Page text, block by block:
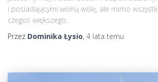
i posiadającymi wolną wolę, ale mimo
czegoś większego.
Przez Dominika Łysio, 4 lata temu